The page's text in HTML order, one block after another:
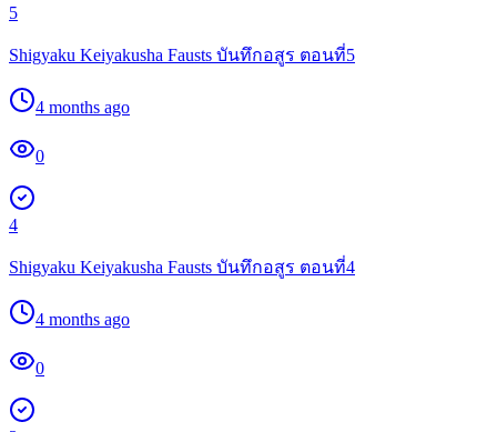
5
Shigyaku Keiyakusha Fausts บันทึกอสูร ตอนที่5
4 months ago
0
4
Shigyaku Keiyakusha Fausts บันทึกอสูร ตอนที่4
4 months ago
0